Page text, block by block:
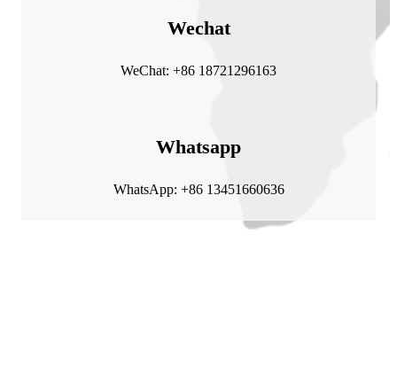
Wechat
WeChat: +86 18721296163
Whatsapp
WhatsApp: +86 13451660636